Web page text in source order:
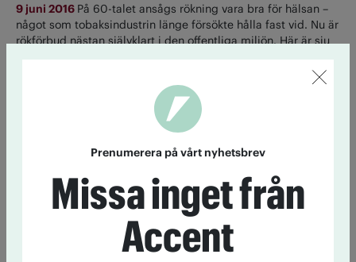
9 juni 2016 På 60-talet ansågs rökning vara bra för hälsan –
något som tobaksindustrin länge försökte hålla fast vid. Nu är
rökförbud nästan självklart i den offentliga miljön. Här är sju
saker nykterhetsrörelsen kan lära sig av rökfritt-lobbyisternas
Nykter kändistopplista
nykterister. Just nu toppas listan av skådespelerskan Natalie
Portman.
Världens kändaste nykterister
Prenumerera på vårt nyhetsbrev
Missa inget från
Accent